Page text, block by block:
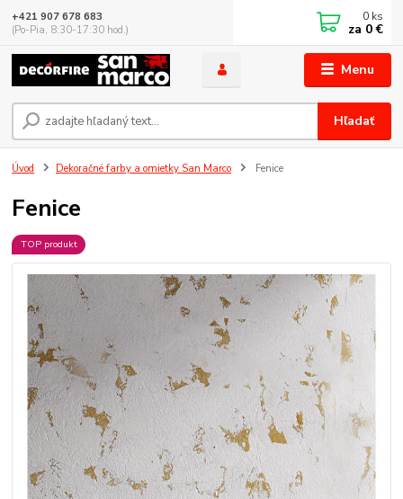
Menu
Hľadať
+421 907 678 683
(Po-Pia, 8:30-17:30 hod.)
0 ks
za 0 €
Úvod Dekoračné farby a omietky San Marco Fenice
Fenice
TOP produkt